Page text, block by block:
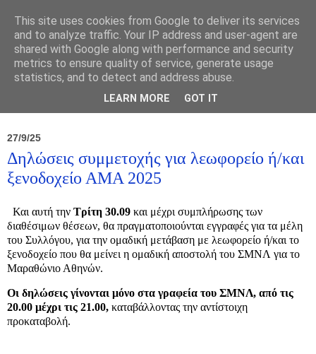
Σύλλογος Ιπποκράτειος
27/9/25
Δηλώσεις συμμετοχής για λεωφορείο ή/και
ξενοδοχείο ΑΜΑ 2025
Και αυτή την Τρίτη 30.09 και μέχρι συμπλήρωσης των
διαθέσιμων θέσεων, θα πραγματοποιούνται εγγραφές για τα μέλη
του Συλλόγου, για την ομαδική μετάβαση με λεωφορείο ή/και το
ξενοδοχείο που θα μείνει η ομαδική αποστολή του ΣΜΝΛ για το
Μαραθώνιο Αθηνών.
Οι δηλώσεις γίνονται μόνο στα γραφεία του ΣΜΝΛ, από τις
20.00 μέχρι τις 21.00, καταβάλλοντας την αντίστοιχη
προκαταβολή.
This site uses cookies from Google to deliver its services
and to analyze traffic. Your IP address and user-agent are
shared with Google along with performance and security
metrics to ensure quality of service, generate usage
statistics, and to detect and address abuse.
LEARN MORE GOT IT